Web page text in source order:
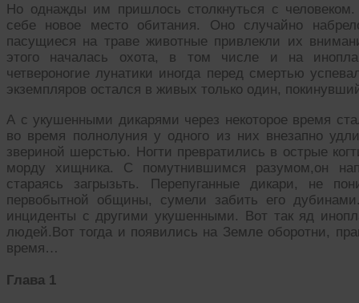
Но однажды им пришлось столкнуться с
себе новое место обитания. Оно случайно
пасущиеся на траве животные привлекли их
этого началась охота, в том числе и на
четвероногие лунатики иногда перед смертью
экземпляров остался в живых только один,
А с укушенными дикарями через некоторое время
во время полнолуния у одного из них внезапно
звериной шерстью. Ногти превратились в острые
морду хищника. С помутнившимся разумом,он
стараясь загрызьть. Перепуганные дикари, не
первобытной общины, сумели забить его
инциденты с другими укушенными. Вот так яд
людей.Вот тогда и появились на Земле оборотни,
время…
Глава 1